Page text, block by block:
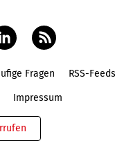
Fragen RSS-Feeds
Impressum